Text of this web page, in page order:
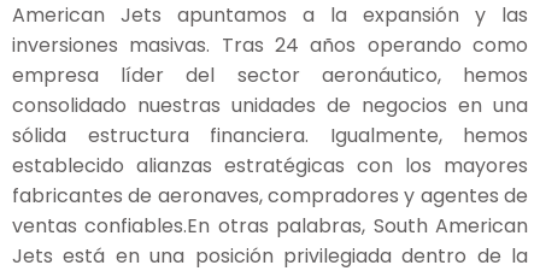
American Jets apuntamos a la expansión y las
inversiones masivas. Tras 24 años operando como
empresa líder del sector aeronáutico, hemos
consolidado nuestras unidades de negocios en una
sólida estructura financiera. Igualmente, hemos
establecido alianzas estratégicas con los mayores
fabricantes de aeronaves, compradores y agentes de
ventas confiables.En otras palabras, South American
Jets está en una posición privilegiada dentro de la